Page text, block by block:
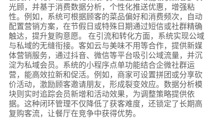
光顾，并基于消费数据分析，个性化推送优惠，增强粘
性。例如，系统可根据顾客的菜品偏好和消费频次，自动
配置营销方案，在节假日或特殊日期通过短信或社群精确
触达，提升复购意愿。 在引流和转化方面，系统实现公域
与私域的无缝衔接。客如云与美味不用等合作，提供新媒
体营销服务，通过抖音、微信等平台吸引公域流量，并沉
淀为私域会员。系统的小程序点单功能结合企微社群运
营，能高效拉新和促活。例如，商家可设置拼团或分享砍
价活动，激励顾客邀请朋友，形成裂变效应。数据分析模
块则实时追踪会员新增和活动效果，为调整策略提供依
据。这种闭环管理不仅降低了获客难度，还锁定了长期高
复购客流，让餐厅在竞争中获得优势。